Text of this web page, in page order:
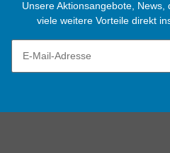
Unsere Aktionsangebote,
viele weitere Vorteile direkt